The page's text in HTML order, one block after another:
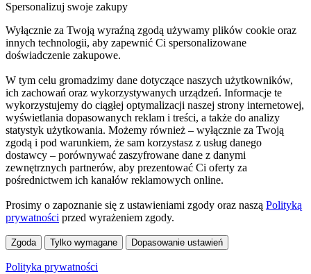
Spersonalizuj swoje zakupy
Wyłącznie za Twoją wyraźną zgodą używamy plików cookie oraz
innych technologii, aby zapewnić Ci spersonalizowane
doświadczenie zakupowe.
W tym celu gromadzimy dane dotyczące naszych użytkowników,
ich zachowań oraz wykorzystywanych urządzeń. Informacje te
wykorzystujemy do ciągłej optymalizacji naszej strony internetowej,
wyświetlania dopasowanych reklam i treści, a także do analizy
statystyk użytkowania. Możemy również – wyłącznie za Twoją
zgodą i pod warunkiem, że sam korzystasz z usług danego
dostawcy – porównywać zaszyfrowane dane z danymi
zewnętrznych partnerów, aby prezentować Ci oferty za
pośrednictwem ich kanałów reklamowych online.
Prosimy o zapoznanie się z ustawieniami zgody oraz naszą Polityką
prywatności przed wyrażeniem zgody.
Zgoda Tylko wymagane Dopasowanie ustawień
Polityka prywatności